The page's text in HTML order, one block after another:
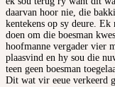
daarvan hoor nie, die
kentekens op sy deure.
doen om die boesman
hoofmanne vergader vier
plaasvind en hy sou die
teen geen boesman
Dit wat vir eeue verkeerd